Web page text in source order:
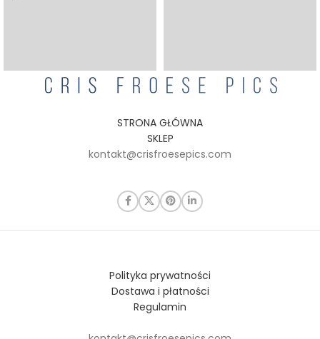
STRONA GŁÓWNA
SKLEP
kontakt@crisfroesepics.com
Polityka prywatności
Dostawa i płatności
Regulamin